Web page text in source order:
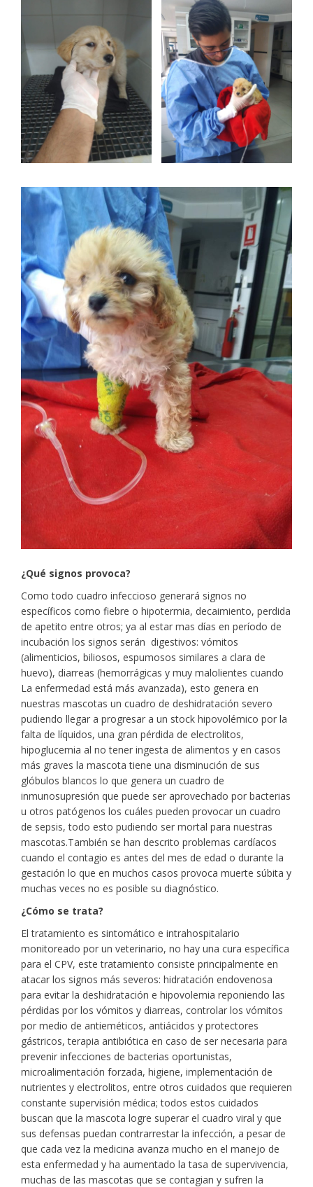
¿Qué signos provoca?
Como todo cuadro infeccioso generará signos no
específicos como fiebre o hipotermia, decaimiento, perdida
de apetito entre otros; ya al estar mas días en período de
incubación los signos serán digestivos: vómitos
(alimenticios, biliosos, espumosos similares a clara de
huevo), diarreas (hemorrágicas y muy malolientes cuando
La enfermedad está más avanzada), esto genera en
nuestras mascotas un cuadro de deshidratación severo
pudiendo llegar a progresar a un stock hipovolémico por la
falta de líquidos, una gran pérdida de electrolitos,
hipoglucemia al no tener ingesta de alimentos y en casos
más graves la mascota tiene una disminución de sus
glóbulos blancos lo que genera un cuadro de
inmunosupresión que puede ser aprovechado por bacterias
u otros patógenos los cuáles pueden provocar un cuadro
de sepsis, todo esto pudiendo ser mortal para nuestras
mascotas.También se han descrito problemas cardíacos
cuando el contagio es antes del mes de edad o durante la
gestación lo que en muchos casos provoca muerte súbita y
muchas veces no es posible su diagnóstico.
¿Cómo se trata?
El tratamiento es sintomático e intrahospitalario
monitoreado por un veterinario, no hay una cura específica
para el CPV, este tratamiento consiste principalmente en
atacar los signos más severos: hidratación endovenosa
para evitar la deshidratación e hipovolemia reponiendo las
pérdidas por los vómitos y diarreas, controlar los vómitos
por medio de antieméticos, antiácidos y protectores
gástricos, terapia antibiótica en caso de ser necesaria para
prevenir infecciones de bacterias oportunistas,
microalimentación forzada, higiene, implementación de
nutrientes y electrolitos, entre otros cuidados que requieren
constante supervisión médica; todos estos cuidados
buscan que la mascota logre superar el cuadro viral y que
sus defensas puedan contrarrestar la infección, a pesar de
que cada vez la medicina avanza mucho en el manejo de
esta enfermedad y ha aumentado la tasa de supervivencia,
muchas de las mascotas que se contagian y sufren la